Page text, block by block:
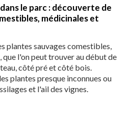
le parc : découverte de
médicinales et
plantes sauvages comestibles,
l'on peut trouver au début de
côté pré et côté bois.
plantes presque inconnues ou
et l'ail des vignes.